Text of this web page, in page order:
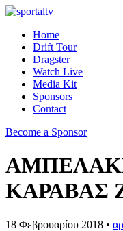
Home
Drift Tour
Dragster
Watch Live
Media Kit
Sponsors
Contact
Become a Sponsor
ΚΑΡΑΒΑΣ
18 Φεβρουαρίου 2018 •